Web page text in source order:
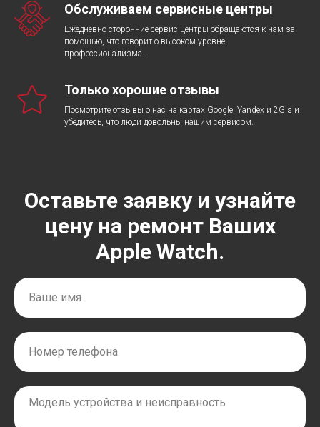
Обслуживаем сервисные центры
Ежедневно сторонние сервис центры обращаются к нам за
помощью, что говорит о высоком уровне
профессионализма.
Только хорошие отзывы
Посмотрите отзывы о нас на картах Google, Yandex и 2Gis и
убедитесь, что люди довольны нашим сервисом.
Оставьте заявку и узнайте
цену на ремонт Ваших
Apple Watch.